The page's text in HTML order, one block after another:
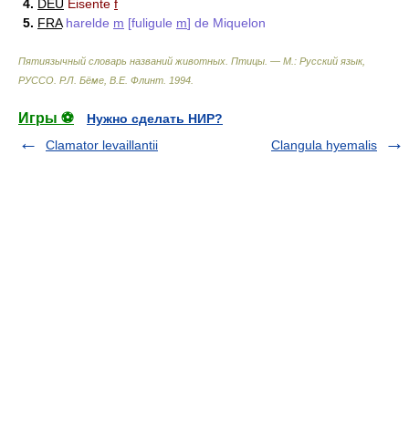
4. DEU Eisente f
5. FRA harelde m [fuligule m] de Miquelon
Пятиязычный словарь названий животных. Птицы. — М.: Русский язык,
РУССО Р.Л. Бёме, В.Е. Флинт 1994
Игры ⚽
Нужно сделать НИР?
Clamator levaillantii
Clangula hyemalis